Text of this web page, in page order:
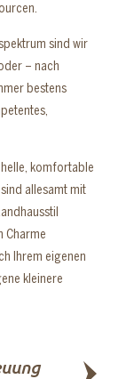
sind wir
– nach
bestens
komfortable
allesamt mit
Charme
Ihrem eigenen
kleinere